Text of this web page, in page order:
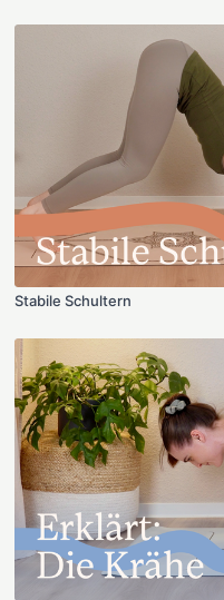
Stabile Schultern